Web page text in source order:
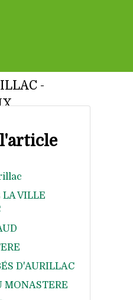
-
LA VILLE
D'AURILLAC
MONASTERE